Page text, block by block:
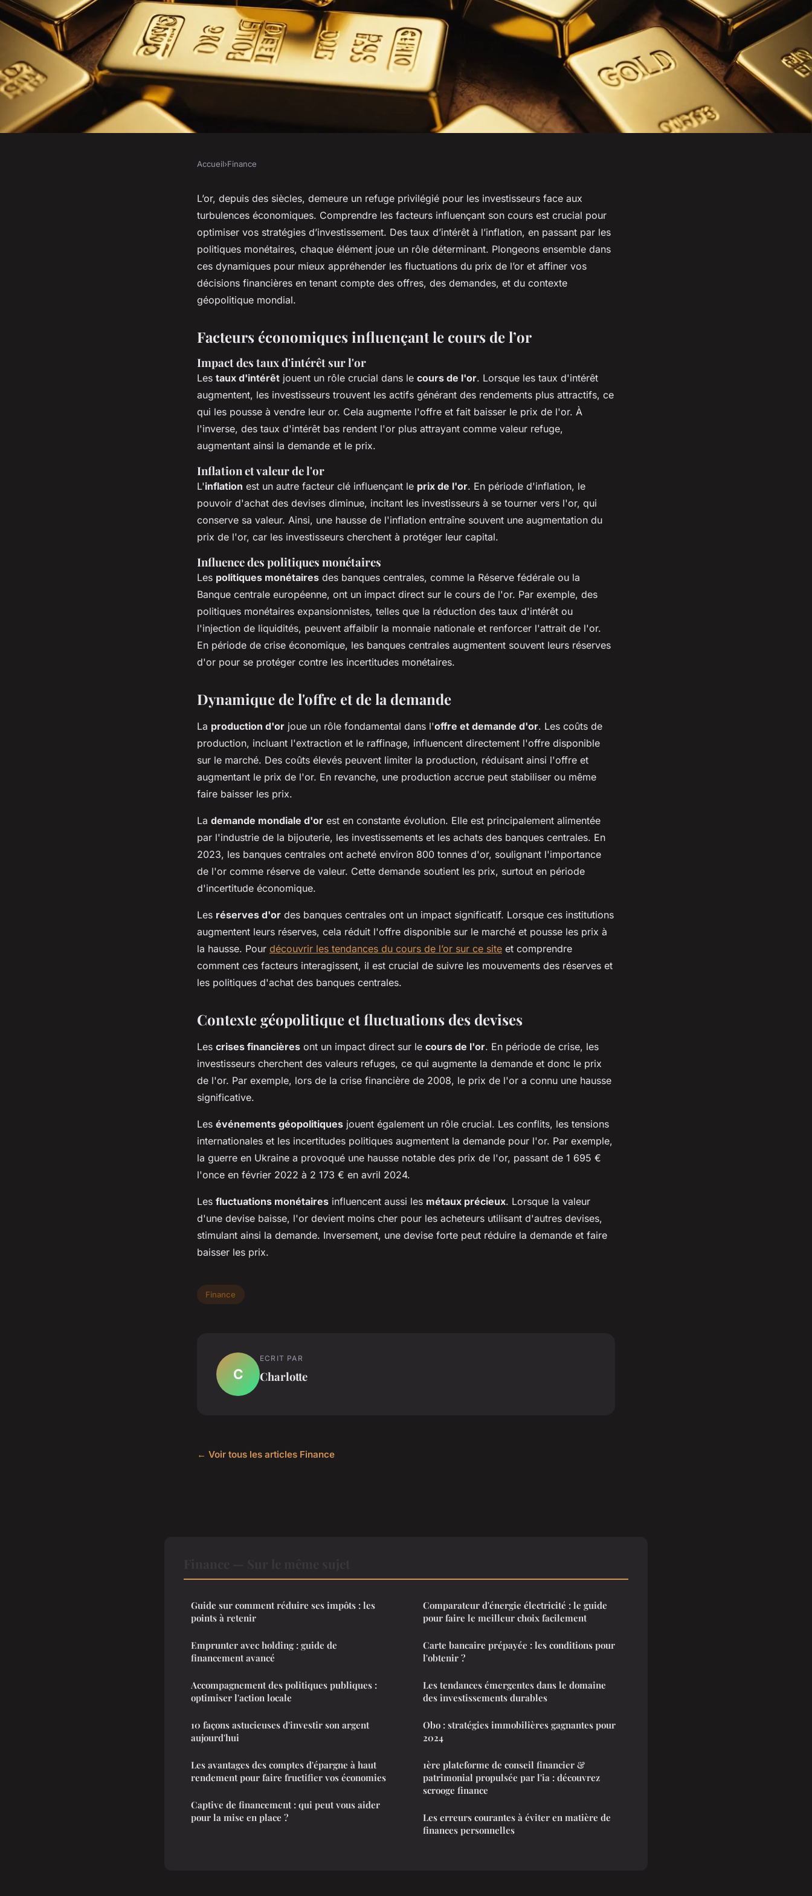
Comprendre les facteurs influençant
le cours de l'or
3 min de lecture
Accueil›Finance
L’or, depuis des siècles, demeure un refuge privilégié pour les investisseurs face aux
turbulences économiques. Comprendre les facteurs influençant son cours est crucial pour
optimiser vos stratégies d’investissement. Des taux d’intérêt à l’inflation, en passant par les
politiques monétaires, chaque élément joue un rôle déterminant. Plongeons ensemble dans
ces dynamiques pour mieux appréhender les fluctuations du prix de l’or et affiner vos
décisions financières en tenant compte des offres, des demandes, et du contexte
géopolitique mondial.
Facteurs économiques influençant le cours de l’or
Impact des taux d'intérêt sur l'or
Les taux d'intérêt jouent un rôle crucial dans le cours de l'or. Lorsque les taux d'intérêt
augmentent, les investisseurs trouvent les actifs générant des rendements plus attractifs, ce
qui les pousse à vendre leur or. Cela augmente l'offre et fait baisser le prix de l'or. À
l'inverse, des taux d'intérêt bas rendent l'or plus attrayant comme valeur refuge,
augmentant ainsi la demande et le prix.
Inflation et valeur de l'or
L'inflation est un autre facteur clé influençant le prix de l'or. En période d'inflation, le
pouvoir d'achat des devises diminue, incitant les investisseurs à se tourner vers l'or, qui
conserve sa valeur. Ainsi, une hausse de l'inflation entraîne souvent une augmentation du
prix de l'or, car les investisseurs cherchent à protéger leur capital.
Influence des politiques monétaires
Les politiques monétaires des banques centrales, comme la Réserve fédérale ou la
Banque centrale européenne, ont un impact direct sur le cours de l'or. Par exemple, des
politiques monétaires expansionnistes, telles que la réduction des taux d'intérêt ou
l'injection de liquidités, peuvent affaiblir la monnaie nationale et renforcer l'attrait de l'or.
En période de crise économique, les banques centrales augmentent souvent leurs réserves
d'or pour se protéger contre les incertitudes monétaires.
Dynamique de l'offre et de la demande
La production d'or joue un rôle fondamental dans l'offre et demande d'or. Les coûts de
production, incluant l'extraction et le raffinage, influencent directement l'offre disponible
sur le marché. Des coûts élevés peuvent limiter la production, réduisant ainsi l'offre et
augmentant le prix de l'or. En revanche, une production accrue peut stabiliser ou même
faire baisser les prix.
La demande mondiale d'or est en constante évolution. Elle est principalement alimentée
par l'industrie de la bijouterie, les investissements et les achats des banques centrales. En
2023, les banques centrales ont acheté environ 800 tonnes d'or, soulignant l'importance
de l'or comme réserve de valeur. Cette demande soutient les prix, surtout en période
d'incertitude économique.
Les réserves d'or des banques centrales ont un impact significatif. Lorsque ces institutions
augmentent leurs réserves, cela réduit l'offre disponible sur le marché et pousse les prix à
la hausse. Pour découvrir les tendances du cours de l’or sur ce site et comprendre
comment ces facteurs interagissent, il est crucial de suivre les mouvements des réserves et
les politiques d'achat des banques centrales.
Contexte géopolitique et fluctuations des devises
Les crises financières ont un impact direct sur le cours de l'or. En période de crise, les
investisseurs cherchent des valeurs refuges, ce qui augmente la demande et donc le prix
de l'or. Par exemple, lors de la crise financière de 2008, le prix de l'or a connu une hausse
significative.
Les événements géopolitiques jouent également un rôle crucial. Les conflits, les tensions
internationales et les incertitudes politiques augmentent la demande pour l'or. Par exemple,
la guerre en Ukraine a provoqué une hausse notable des prix de l'or, passant de 1 695 €
l'once en février 2022 à 2 173 € en avril 2024.
Les fluctuations monétaires influencent aussi les métaux précieux. Lorsque la valeur
d'une devise baisse, l'or devient moins cher pour les acheteurs utilisant d'autres devises,
stimulant ainsi la demande. Inversement, une devise forte peut réduire la demande et faire
baisser les prix.
Finance
C
ECRIT PAR
Charlotte
← Voir tous les articles Finance
Guide sur comment réduire ses impôts : les
points à retenir
Emprunter avec holding : guide de
financement avancé
Accompagnement des politiques publiques :
optimiser l'action locale
10 façons astucieuses d'investir son argent
aujourd'hui
Les avantages des comptes d'épargne à haut
rendement pour faire fructifier vos économies
Captive de financement : qui peut vous aider
pour la mise en place ?
Comparateur d'énergie électricité : le guide
pour faire le meilleur choix facilement
Carte bancaire prépayée : les conditions pour
l'obtenir ?
Les tendances émergentes dans le domaine
des investissements durables
Obo : stratégies immobilières gagnantes pour
2024
1ère plateforme de conseil financier &
patrimonial propulsée par l'ia : découvrez
scrooge finance
Les erreurs courantes à éviter en matière de
finances personnelles